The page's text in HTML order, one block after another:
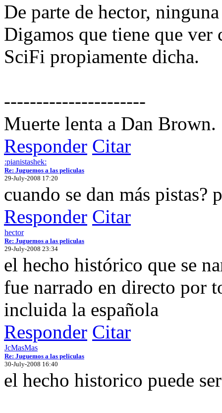
De parte de hector, ninguna
Digamos que tiene que ver
SciFi propiamente dicha.
----------------------
Muerte lenta a Dan Brown.
Responder Citar
:pianistashek:
Re: Juguemos a las peliculas
29-July-2008 17:20
cuando se dan más pistas?
Responder Citar
hector
Re: Juguemos a las peliculas
29-July-2008 23:34
el hecho histórico que se
fue narrado en directo por
incluida la española
Responder Citar
JcMasMas
Re: Juguemos a las peliculas
30-July-2008 16:40
el hecho historico puede